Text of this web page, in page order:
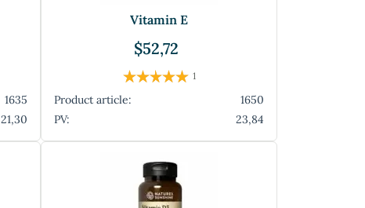
1635
21,30
Vitamin E
$52,72
1
Product article:
1650
PV:
23,84